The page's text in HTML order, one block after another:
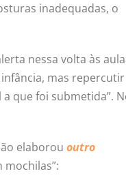
inadequadas, o
nessa volta às
mas
que foi submetida”.
elaborou outro